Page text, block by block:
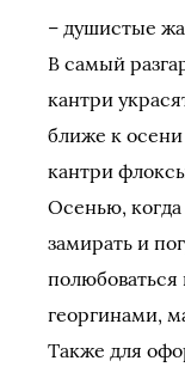
– душистые
В самый
кантри
ближе к
кантри
Осенью,
замирать и
полюбоваться
георгинами,
Также для